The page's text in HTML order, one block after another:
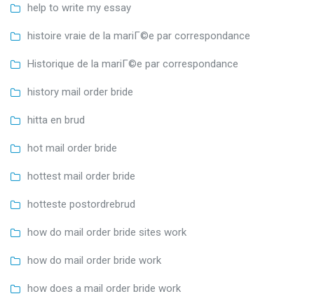
help to write my essay
histoire vraie de la mariГ©e par correspondance
Historique de la mariГ©e par correspondance
history mail order bride
hitta en brud
hot mail order bride
hottest mail order bride
hotteste postordrebrud
how do mail order bride sites work
how do mail order bride work
how does a mail order bride work